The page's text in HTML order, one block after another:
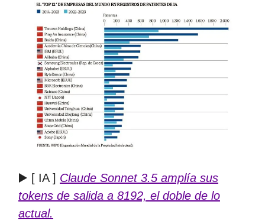
▶️ [ IA ] Claude Sonnet 3.5 amplía sus
tokens de salida a 8192, el doble de lo
actual.